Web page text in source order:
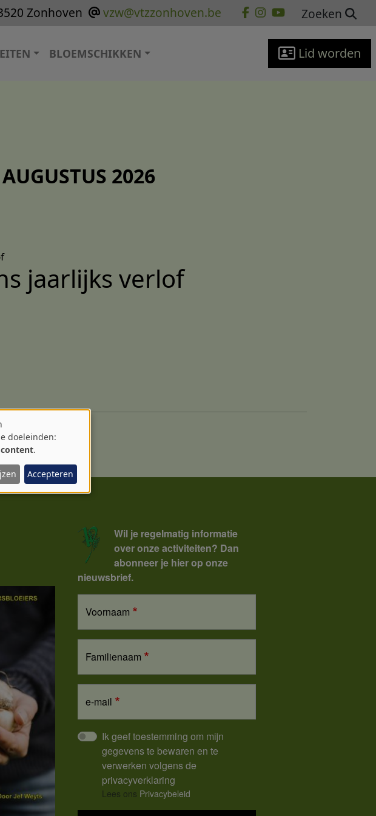
Zonhoven vzw@vtzzonhoven.be Zoeken
BLOEMSCHIKKEN Lid worden
2026
jaarlijks verlof
Wil je regelmatig informatie
over onze activiteiten? Dan
abonneer je hier op onze
nieuwsbrief.
Voornaam
Familienaam
e-mail
Ik geef toestemming om mijn
gegevens te bewaren en te
verwerken volgens de
privacyverklaring
Lees ons Privacybeleid
doeleinden:
.
Accepteren